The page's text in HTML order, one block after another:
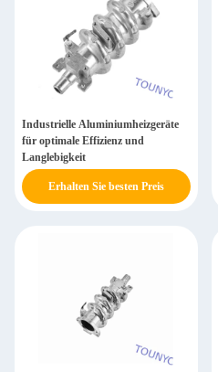
Industrielle Aluminiumheizgeräte
für optimale Effizienz und
Langlebigkeit
Erhalten Sie besten Preis